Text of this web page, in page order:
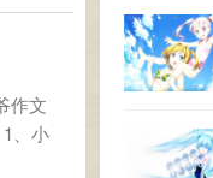
作文
、小